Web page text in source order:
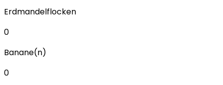
Erdmandelflocken
0
Banane(n)
0